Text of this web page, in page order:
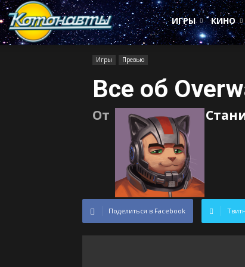
Котонавты
ИГРЫ
КИНО
Игры Превью
Все об
От
Поделиться в Facebook